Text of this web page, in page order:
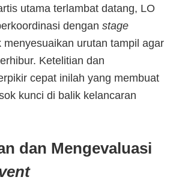
utama terlambat datang, LO
dengan stage
urutan tampil agar
Ketelitian dan
cepat inilah yang membuat
kunci di balik kelancaran
dan Mengevaluasi